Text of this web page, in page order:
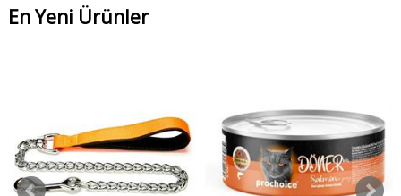
En Yeni Ürünler